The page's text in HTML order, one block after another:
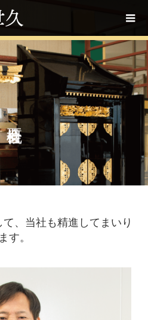
、当社も精進してまいり
ます。